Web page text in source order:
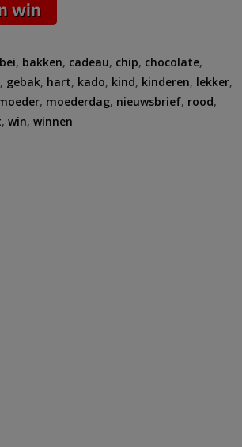
, bakken, cadeau, chip, chocolate,
, gebak, hart, kado, kind, kinderen, lekker,
, moederdag, nieuwsbrief, rood,
, win, winnen